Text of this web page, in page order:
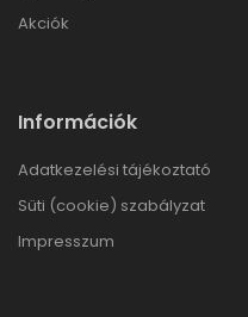
Akciók
Információk
Adatkezelési tájékoztató
Süti (cookie) szabályzat
Impresszum